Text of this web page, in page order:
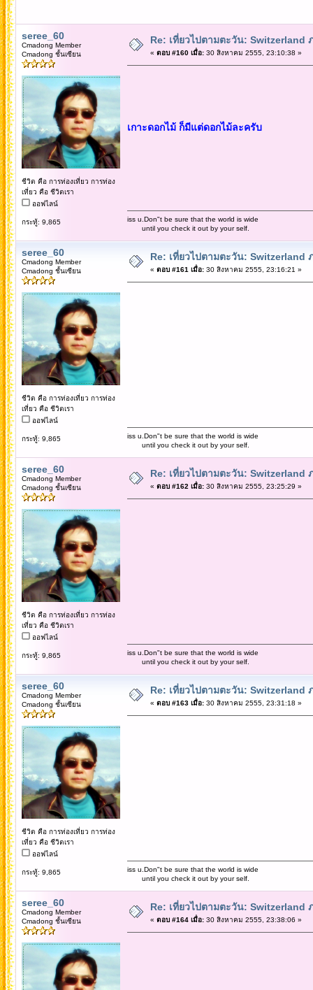
seree_60
Cmadong Member
Cmadong ชั้นเซียน
ชีวิต คือ การท่องเที่ยว การท่อง
เที่ยว คือ ชีวิตเรา
ออฟไลน์
กระทู้: 9,865
Re: เที่ยวไปตามตะวัน: Switzerland
« ตอบ #160 เมื่อ:30 สิงหาคม 2555, 23:10:38 »
เกาะดอกไม้ ก็มีแต่ดอกไม้ละครับ
iss u.Don"t be sure that the world is wide
until you check it out by your self.
seree_60
Cmadong Member
Cmadong ชั้นเซียน
ชีวิต คือ การท่องเที่ยว การท่อง
เที่ยว คือ ชีวิตเรา
ออฟไลน์
กระทู้: 9,865
Re: เที่ยวไปตามตะวัน: Switzerland
« ตอบ #161 เมื่อ:30 สิงหาคม 2555, 23:16:21 »
iss u.Don"t be sure that the world is wide
until you check it out by your self.
seree_60
Cmadong Member
Cmadong ชั้นเซียน
ชีวิต คือ การท่องเที่ยว การท่อง
เที่ยว คือ ชีวิตเรา
ออฟไลน์
กระทู้: 9,865
Re: เที่ยวไปตามตะวัน: Switzerland
« ตอบ #162 เมื่อ:30 สิงหาคม 2555, 23:25:29 »
iss u.Don"t be sure that the world is wide
until you check it out by your self.
seree_60
Cmadong Member
Cmadong ชั้นเซียน
ชีวิต คือ การท่องเที่ยว การท่อง
เที่ยว คือ ชีวิตเรา
ออฟไลน์
กระทู้: 9,865
Re: เที่ยวไปตามตะวัน: Switzerland
« ตอบ #163 เมื่อ:30 สิงหาคม 2555, 23:31:18 »
iss u.Don"t be sure that the world is wide
until you check it out by your self.
seree_60
Cmadong Member
Cmadong ชั้นเซียน
Re: เที่ยวไปตามตะวัน: Switzerland
« ตอบ #164 เมื่อ:30 สิงหาคม 2555, 23:38:06 »